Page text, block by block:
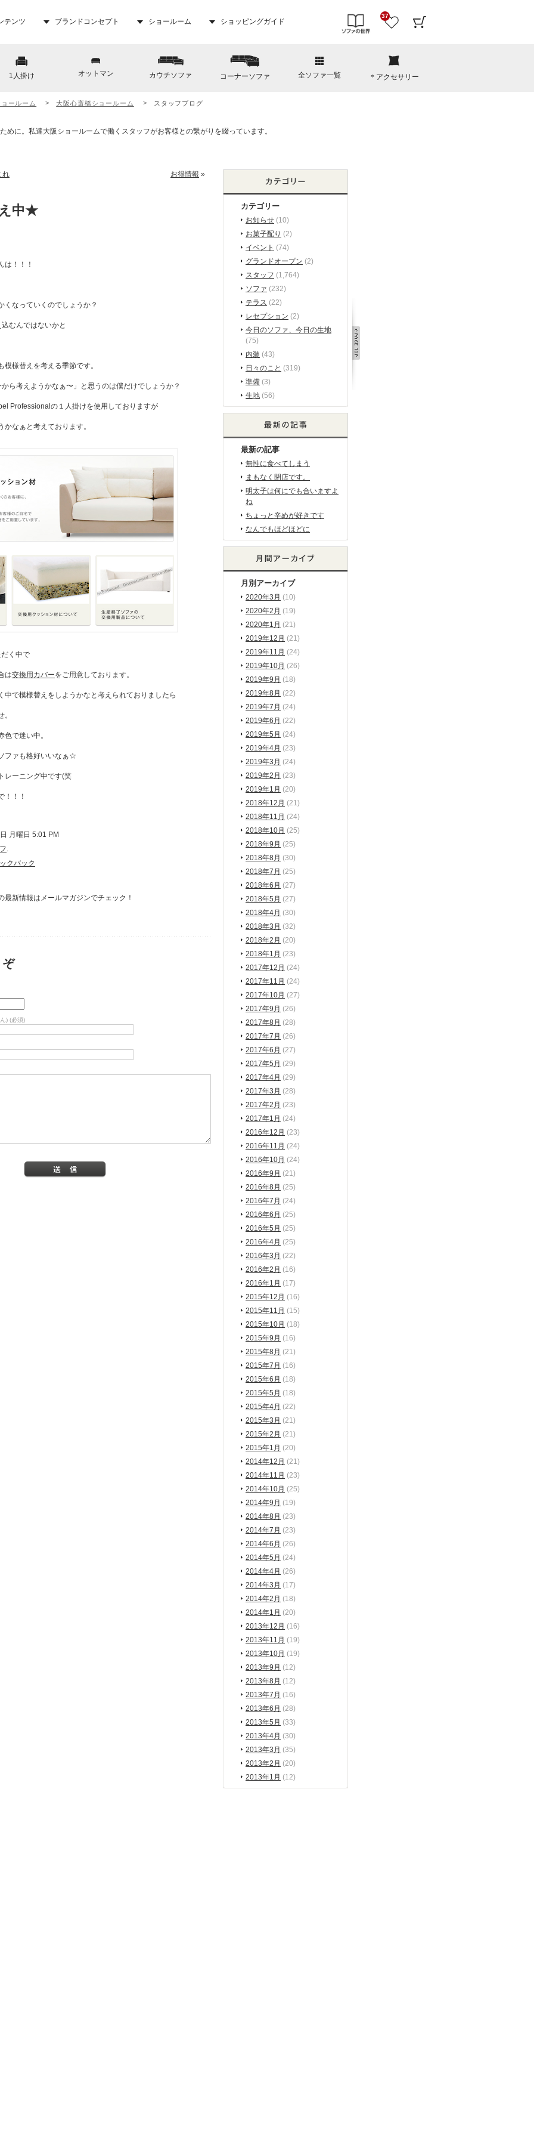
テンツ ブランドコンセプト ショールーム ショッピングガイド
37
1人掛け オットマン カウチソファ コーナーソファ 全ソファ一覧 ＊アクセサリー
ールーム 大阪心斎橋ショールーム スタッフブログ
れ お得情報 »
中★
は！！！
くなっていくのでしょうか？
むんではないかと
様替えを考える季節です。
ら考えようかなぁ〜」と思うのは僕だけでしょうか？
Professionalの１人掛けを使用しておりますが
なぁと考えております。
く中で
は交換用カバーをご用意しております。
中で模様替えをしようかなと考えられておりましたら
で迷い中。
ファも格好いいなぁ☆
レーニング中です(笑
！！！
月曜日 5:01 PM
.
クバック
最新情報はメールマガジンでチェック！
ぞ
) (必須)
カテゴリー
お知らせ (10)
お菓子配り (2)
イベント (74)
グランドオープン (2)
スタッフ (1,764)
ソファ (232)
テラス (22)
レセプション (2)
今日のソファ、今日の生地
(75)
内装 (43)
日々のこと (319)
準備 (3)
生地 (56)
最新の記事
無性に食べてしまう
まもなく閉店です。
明太子は何にでも合いますよ
ね
ちょっと辛めが好きです
なんでもほどほどに
月別アーカイブ
2020年3月 (10)
2020年2月 (19)
2020年1月 (21)
2019年12月 (21)
2019年11月 (24)
2019年10月 (26)
2019年9月 (18)
2019年8月 (22)
2019年7月 (24)
2019年6月 (22)
2019年5月 (24)
2019年4月 (23)
2019年3月 (24)
2019年2月 (23)
2019年1月 (20)
2018年12月 (21)
2018年11月 (24)
2018年10月 (25)
2018年9月 (25)
2018年8月 (30)
2018年7月 (25)
2018年6月 (27)
2018年5月 (27)
2018年4月 (30)
2018年3月 (32)
2018年2月 (20)
2018年1月 (23)
2017年12月 (24)
2017年11月 (24)
2017年10月 (27)
2017年9月 (26)
2017年8月 (28)
2017年7月 (26)
2017年6月 (27)
2017年5月 (29)
2017年4月 (29)
2017年3月 (28)
2017年2月 (23)
2017年1月 (24)
2016年12月 (23)
2016年11月 (24)
2016年10月 (24)
2016年9月 (21)
2016年8月 (25)
2016年7月 (24)
2016年6月 (25)
2016年5月 (25)
2016年4月 (25)
2016年3月 (22)
2016年2月 (16)
2016年1月 (17)
2015年12月 (16)
2015年11月 (15)
2015年10月 (18)
2015年9月 (16)
2015年8月 (21)
2015年7月 (16)
2015年6月 (18)
2015年5月 (18)
2015年4月 (22)
2015年3月 (21)
2015年2月 (21)
2015年1月 (20)
2014年12月 (21)
2014年11月 (23)
2014年10月 (25)
2014年9月 (19)
2014年8月 (23)
2014年7月 (23)
2014年6月 (26)
2014年5月 (24)
2014年4月 (26)
2014年3月 (17)
2014年2月 (18)
2014年1月 (20)
2013年12月 (16)
2013年11月 (19)
2013年10月 (19)
2013年9月 (12)
2013年8月 (12)
2013年7月 (16)
2013年6月 (28)
2013年5月 (33)
2013年4月 (30)
2013年3月 (35)
2013年2月 (20)
2013年1月 (12)